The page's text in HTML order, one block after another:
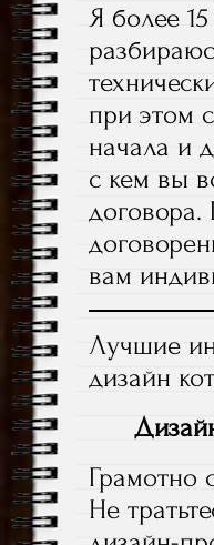
Я более
при этом
начала и
с кем вы
вам
Лучшие
дизайн
Грамотно
Не